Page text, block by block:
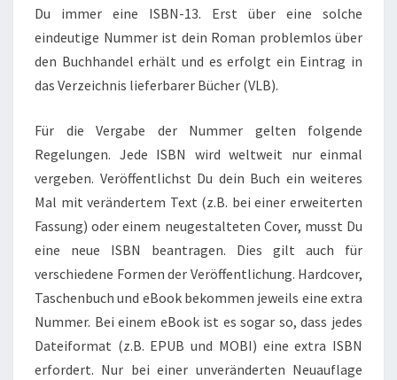
Du immer eine ISBN-13. Erst über eine solche
eindeutige Nummer ist dein Roman problemlos über
den Buchhandel erhält und es erfolgt ein Eintrag in
das Verzeichnis lieferbarer Bücher (VLB).
Für die Vergabe der Nummer gelten folgende
Regelungen. Jede ISBN wird weltweit nur einmal
vergeben. Veröffentlichst Du dein Buch ein weiteres
Mal mit verändertem Text (z.B. bei einer erweiterten
Fassung) oder einem neugestalteten Cover, musst Du
eine neue ISBN beantragen. Dies gilt auch für
verschiedene Formen der Veröffentlichung. Hardcover,
Taschenbuch und eBook bekommen jeweils eine extra
Nummer. Bei einem eBook ist es sogar so, dass jedes
Dateiformat (z.B. EPUB und MOBI) eine extra ISBN
erfordert. Nur bei einer unveränderten Neuauflage